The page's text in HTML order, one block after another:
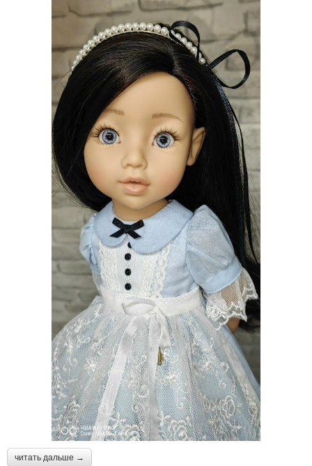
читать дальше →